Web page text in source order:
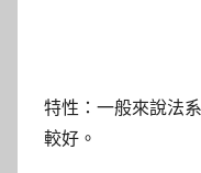
特性：一般來說法
較好。